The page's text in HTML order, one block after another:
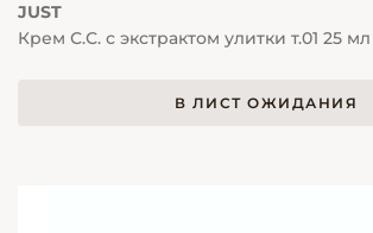
JUST
Крем С.С. с экстрактом улитки т.01 25 мл
В ЛИСТ ОЖИДАНИЯ